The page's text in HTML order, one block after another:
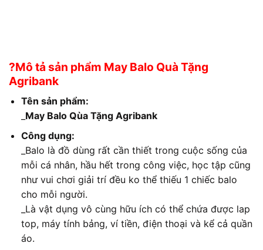
?Mô tả sản phẩm May Balo Quà Tặng
Agribank
Tên sản phẩm:
May Balo Qùa Tặng Agribank
Công dụng:
_Balo là đồ dùng rất cần thiết trong cuộc sống của
mỗi cá nhân, hầu hết trong công việc, học tập cũng
như vui chơi giải trí đều ko thể thiếu 1 chiếc balo
cho mỗi người.
_Là vật dụng vô cùng hữu ích có thể chứa được lap
top, máy tính bảng, ví tiền, điện thoại và kể cả quần
áo.